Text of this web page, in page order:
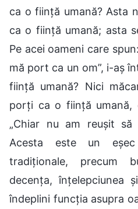
ca o ființă umană? Asta
ca o ființă umană; asta
Pe acei oameni care
mă port ca un om”, i-aș
ființă umană? Nici
porți ca o ființă umană,
„Chiar nu am reușit
Acesta este un
tradiționale, precum
decența, înțelepciunea
îndeplini funcția asupra